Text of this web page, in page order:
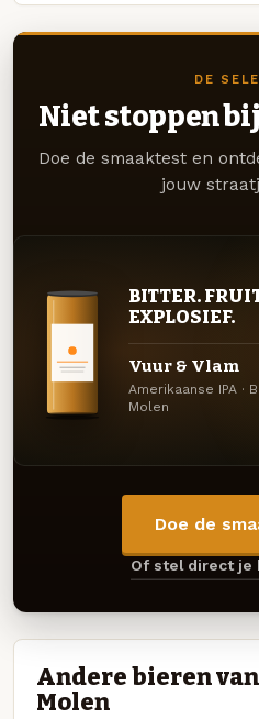
DE
Niet stoppen bij
Doe de smaaktest en
jouw
BITTER.
EXPLOSIEF.
Vuur & Vlam
Amerikaanse IPA ·
Molen
Doe de
Of stel direct je
Andere bieren
Molen